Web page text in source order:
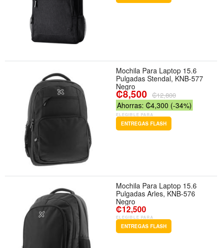
Mochila Para Laptop 15.6
Pulgadas Stendal, KNB-577
Negro
₡8,500 ₡12,800
Ahorras: ₡4,300 (-34%)
ELEGIBLE PARA
ENTREGAS FLASH
Mochila Para Laptop 15.6
Pulgadas Arles, KNB-576
Negro
₡12,500
ELEGIBLE PARA
ENTREGAS FLASH